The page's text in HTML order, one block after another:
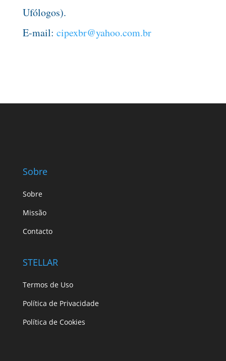
Ufólogos).
E-mail: cipexbr@yahoo.com.br
Sobre
Sobre
Missão
Contacto
STELLAR
Termos de Uso
Política de Privacidade
Política de Cookies